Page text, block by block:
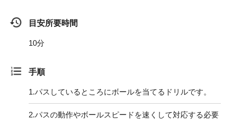
目安所要時間
10分
手順
1.パスしているところにボールを当てるドリルです。
2.パスの動作やボールスピードを速くして対応する必要